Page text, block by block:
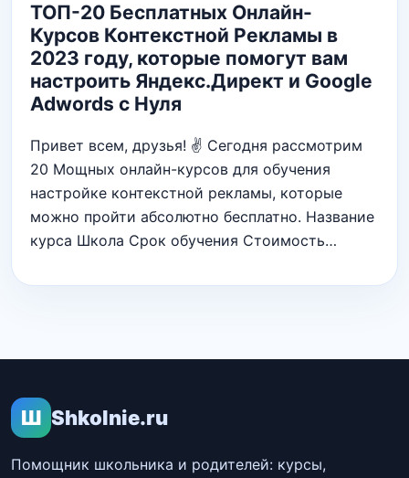
ТОП-20 Бесплатных Онлайн-
Курсов Контекстной Рекламы в
2023 году, которые помогут вам
настроить Яндекс.Директ и Google
Adwords с Нуля
Привет всем, друзья! ✌ Сегодня рассмотрим
20 Мощных онлайн-курсов для обучения
настройке контекстной рекламы, которые
можно пройти абсолютно бесплатно. Название
курса Школа Срок обучения Стоимость…
Ш Shkolnie.ru
Помощник школьника и родителей: курсы,